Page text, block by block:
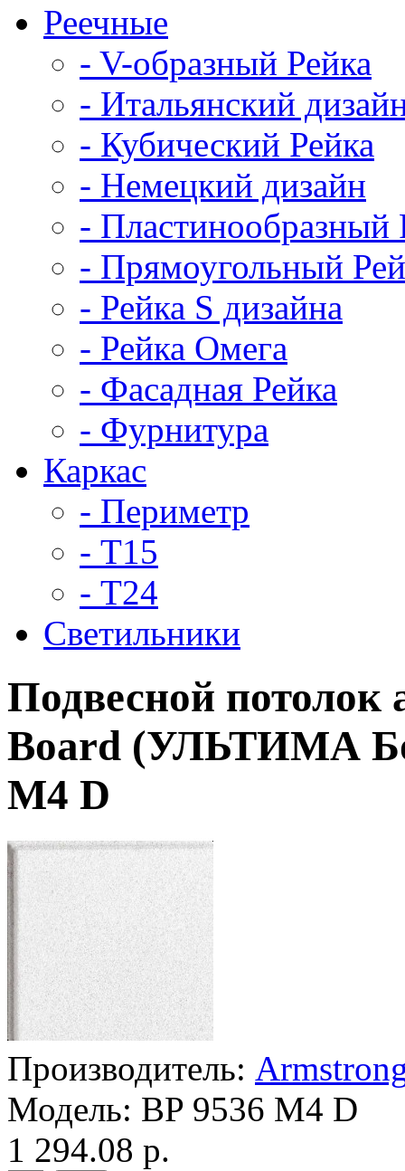
Реечные
- V-образный Рейка
- Итальянский
- Кубический Рейка
- Немецкий дизайн
- Пластинообразный
- Прямоугольный
- Рейка S дизайна
- Рейка Омега
- Фасадная Рейка
- Фурнитура
Каркас
- Периметр
- Т15
- Т24
Светильники
Подвесной
Board (УЛЬТИМА
M4 D
Производитель:
Модель: BP 9536 M4 D
1 294.08 р.